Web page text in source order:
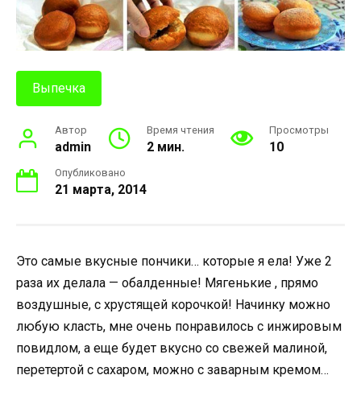
Выпечка
Автор
admin
Время чтения
2 мин.
Просмотры
10
Опубликовано
21 марта, 2014
Это самые вкусные пончики… которые я ела! Уже 2
раза их делала — обалденные! Мягенькие , прямо
воздушные, с хрустящей корочкой! Начинку можно
любую класть, мне очень понравилось с инжировым
повидлом, а еще будет вкусно со свежей малиной,
перетертой с сахаром, можно с заварным кремом…